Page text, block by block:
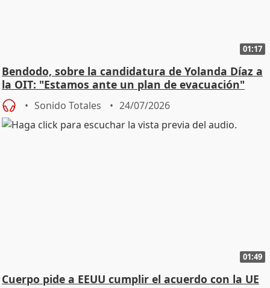
01:17
Bendodo, sobre la candidatura de Yolanda Díaz a
la OIT: "Estamos ante un plan de evacuación"
Sonido Totales 24/07/2026
01:49
Cuerpo pide a EEUU cumplir el acuerdo con la UE